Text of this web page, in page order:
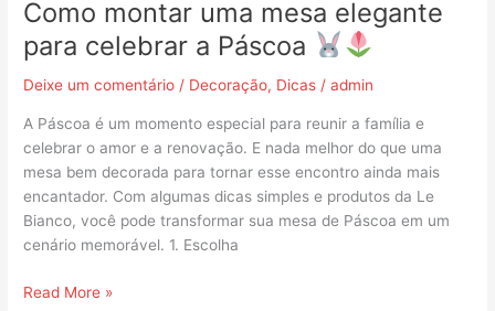
Como montar uma mesa elegante
para celebrar a Páscoa
Deixe um comentário / Decoração, Dicas /admin
A Páscoa é um momento especial para reunir a família e
celebrar o amor e a renovação. E nada melhor do que uma
mesa bem decorada para tornar esse encontro ainda mais
encantador. Com algumas dicas simples e produtos da Le
Bianco, você pode transformar sua mesa de Páscoa em um
cenário memorável. 1. Escolha
Read More »